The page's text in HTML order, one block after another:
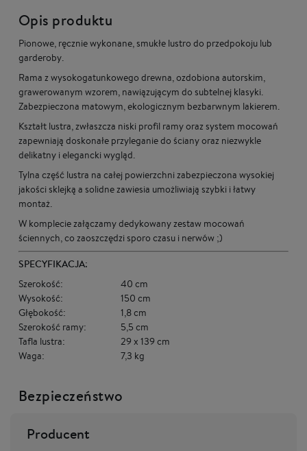
Opis produktu
Pionowe, ręcznie wykonane, smukłe lustro do przedpokoju lub
garderoby.
Rama z wysokogatunkowego drewna, ozdobiona autorskim,
grawerowanym wzorem, nawiązującym do subtelnej klasyki.
Zabezpieczona matowym, ekologicznym bezbarwnym lakierem.
Kształt lustra, zwłaszcza niski profil ramy oraz system mocowań
zapewniają doskonałe przyleganie do ściany oraz niezwykle
delikatny i elegancki wygląd.
Tylna część lustra na całej powierzchni zabezpieczona wysokiej
jakości sklejką a solidne zawiesia umożliwiają szybki i łatwy
montaż.
W komplecie załączamy dedykowany zestaw mocowań
ściennych, co zaoszczędzi sporo czasu i nerwów ;)
SPECYFIKACJA:
Szerokość:
40 cm
Wysokość:
150 cm
Głębokość:
1,8 cm
Szerokość ramy:
5,5 cm
Tafla lustra:
29 x 139 cm
Waga:
7,3 kg
Bezpieczeństwo
Producent